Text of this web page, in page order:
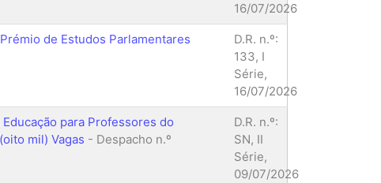
16/07/2026
de Estudos Parlamentares
D.R. n.º:
133, I
Série,
16/07/2026
para Professores do
mil) Vagas - Despacho n.º
D.R. n.º:
SN, II
Série,
09/07/2026